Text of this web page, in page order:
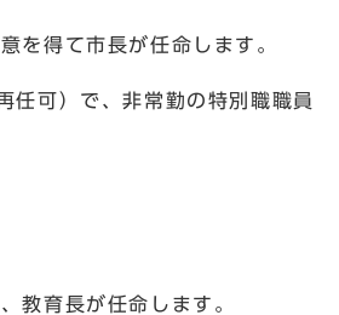
を得て市長が任命します。
任可）で、非常勤の特別職職員
教育長が任命します。